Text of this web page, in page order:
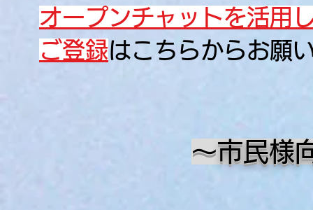
オープンチャットを活用
ご登録はこちらからお願
​～市民